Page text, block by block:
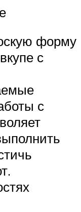
форму
с
с